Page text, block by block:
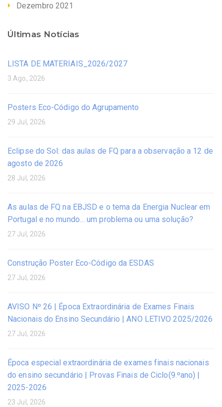
Dezembro 2021
Últimas Notícias
LISTA DE MATERIAIS_2026/2027
3 Ago, 2026
Posters Eco-Código do Agrupamento
29 Jul, 2026
Eclipse do Sol: das aulas de FQ para a observação a 12 de
agosto de 2026
28 Jul, 2026
As aulas de FQ na EBJSD e o tema da Energia Nuclear em
Portugal e no mundo… um problema ou uma solução?
27 Jul, 2026
Construção Poster Eco-Código da ESDAS
27 Jul, 2026
AVISO Nº 26 | Época Extraordinária de Exames Finais
Nacionais do Ensino Secundário | ANO LETIVO 2025/2026
27 Jul, 2026
Época especial extraordinária de exames finais nacionais
do ensino secundário | Provas Finais de Ciclo(9.ºano) |
2025-2026
23 Jul, 2026